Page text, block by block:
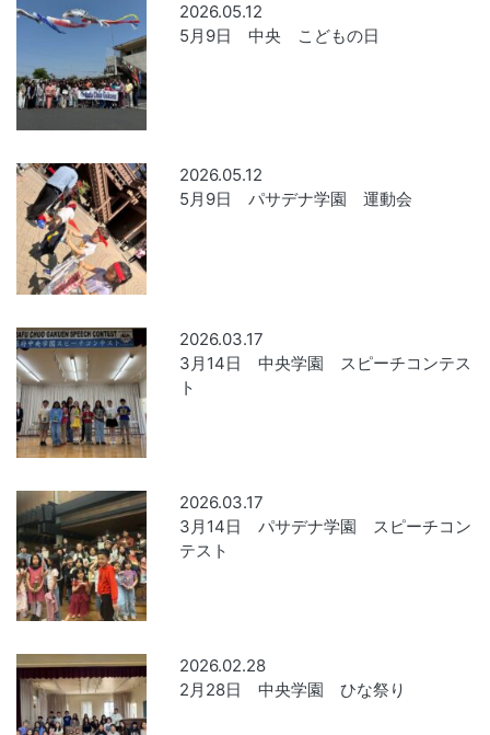
2026.05.12
5月9日 中央 こどもの日
2026.05.12
5月9日 パサデナ学園 運動会
2026.03.17
3月14日 中央学園 スピーチコンテス
ト
2026.03.17
3月14日 パサデナ学園 スピーチコン
テスト
2026.02.28
2月28日 中央学園 ひな祭り